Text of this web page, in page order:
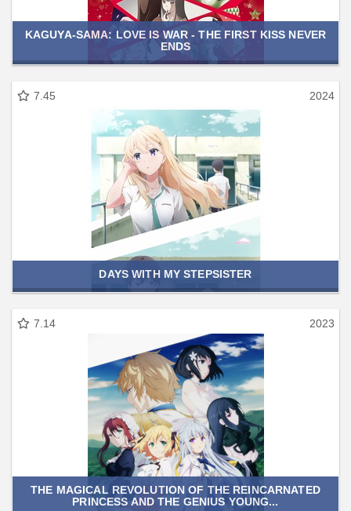
KAGUYA-SAMA: LOVE IS WAR - THE FIRST KISS NEVER
ENDS
7.45 2024
DAYS WITH MY STEPSISTER
7.14 2023
THE MAGICAL REVOLUTION OF THE REINCARNATED
PRINCESS AND THE GENIUS YOUNG...